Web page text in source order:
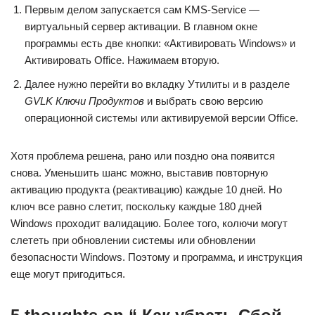
Первым делом запускается сам KMS-Service —
виртуальный сервер активации. В главном окне
программы есть две кнопки: «Активировать Windows» и
Активировать Office. Нажимаем вторую.
Далее нужно перейти во вкладку Утилиты и в разделе
GVLK Ключи Продуктов и выбрать свою версию
операционной системы или активируемой версии Office.
Хотя проблема решена, рано или поздно она появится
снова. Уменьшить шанс можно, выставив повторную
активацию продукта (реактивацию) каждые 10 дней. Но
ключ все равно слетит, поскольку каждые 180 дней
Windows проходит валидацию. Более того, колючи могут
слететь при обновлении системы или обновлении
безопасности Windows. Поэтому и программа, и инструкция
еще могут пригодиться.